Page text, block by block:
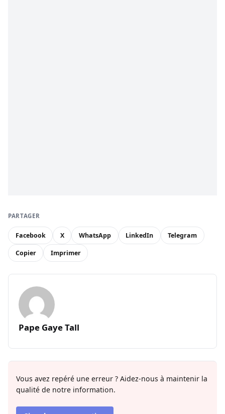
PARTAGER
Facebook X WhatsApp LinkedIn Telegram
Copier Imprimer
Pape Gaye Tall
Vous avez repéré une erreur ? Aidez-nous à maintenir la
qualité de notre information.